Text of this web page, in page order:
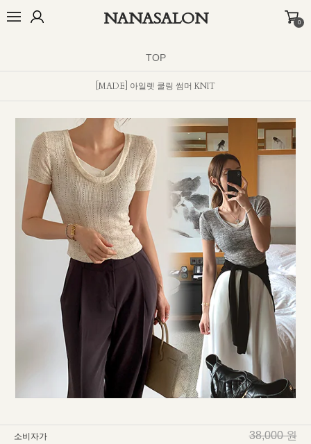
NANASALON 0
TOP
[MADE] 아일렛 쿨링 썸머 KNIT
소비자가 38,000 원